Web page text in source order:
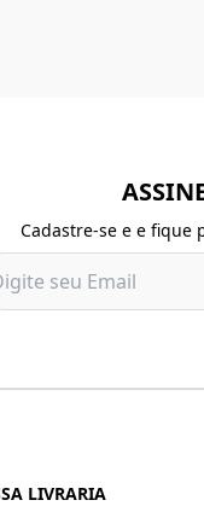
Cadastre-se e e fique
LIVRARIA